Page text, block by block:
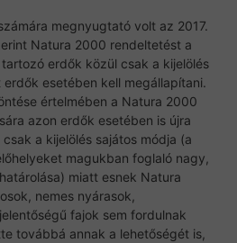
megnyugtató volt az 2017.
Natura 2000 rendeltetést a
erdők közül csak a kijelölés
esetében kell megállapítani.
értelmében a Natura 2000
azon erdők esetében is újra
a kijelölés sajátos módja (a
magukban foglaló nagy,
miatt esnek Natura
nemes nyárasok,
fajok sem fordulnak
továbbá annak a lehetőségét is,